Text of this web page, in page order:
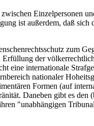
Einzelpersonen
ist außerdem, daß
zum
Erfüllung der
eine internationale
nationaler
Formen (auf
Daneben gibt es den
"unabhängigen